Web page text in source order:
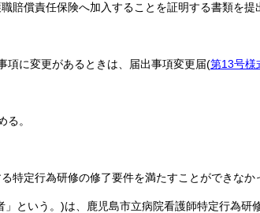
賠償責任保険へ加入することを証明する書類を提
項に変更があるときは、届出事項変更届(第13号様
。
特定行為研修の修了要件を満たすことができな
」という。)は、鹿児島市立病院看護師特定行為研